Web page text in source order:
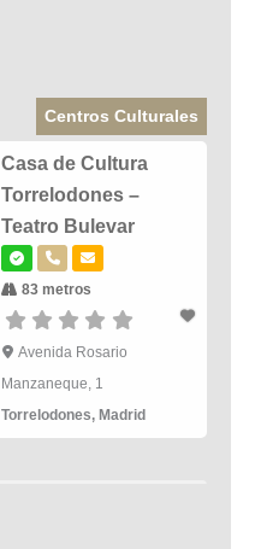
Centros Culturales
Casa de Cultura
Torrelodones –
Teatro Bulevar
83 metros
Avenida Rosario
Manzaneque, 1
Torrelodones,Madrid